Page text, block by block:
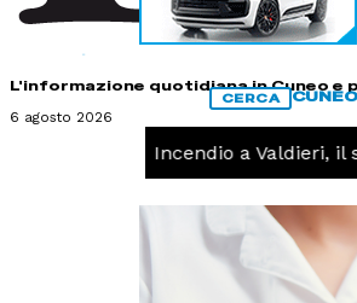
L'informazione quotidiana in Cuneo e
6 agosto 2026
CERCA CUNEO
Incendio a Valdieri, il